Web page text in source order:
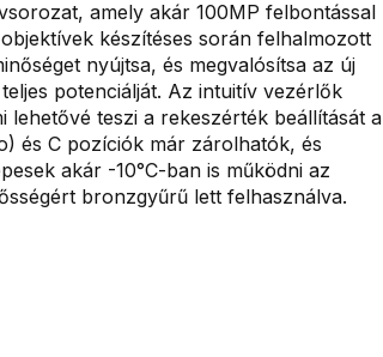
amely akár 100MP felbontással
készítéses során felhalmozott
nyújtsa, és megvalósítsa az új
potenciálját. Az intuitív vezérlők
teszi a rekeszérték beállítását a
és C pozíciók már zárolhatók, és
akár -10°C-ban is működni az
bronzgyűrű lett felhasználva.